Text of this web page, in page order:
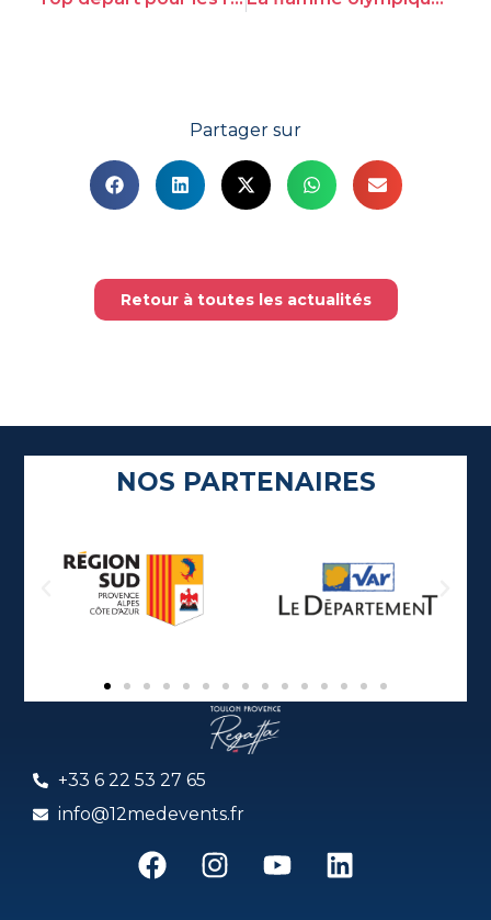
Partager sur
Retour à toutes les actualités
NOS PARTENAIRES
+33 6 22 53 27 65
info@12medevents.fr